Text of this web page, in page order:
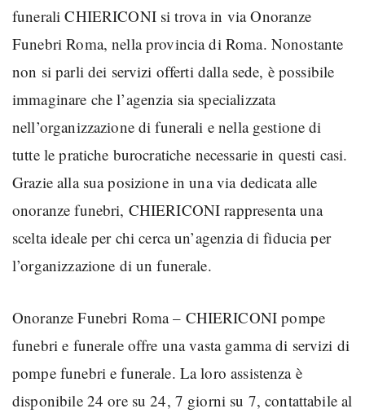
funerali CHIERICONI si trova in via Onoranze
Funebri Roma, nella provincia di Roma. Nonostante
non si parli dei servizi offerti dalla sede, è possibile
immaginare che l’agenzia sia specializzata
nell’organizzazione di funerali e nella gestione di
tutte le pratiche burocratiche necessarie in questi casi.
Grazie alla sua posizione in una via dedicata alle
onoranze funebri, CHIERICONI rappresenta una
scelta ideale per chi cerca un’agenzia di fiducia per
l’organizzazione di un funerale.
Onoranze Funebri Roma – CHIERICONI pompe
funebri e funerale offre una vasta gamma di servizi di
pompe funebri e funerale. La loro assistenza è
disponibile 24 ore su 24, 7 giorni su 7, contattabile al